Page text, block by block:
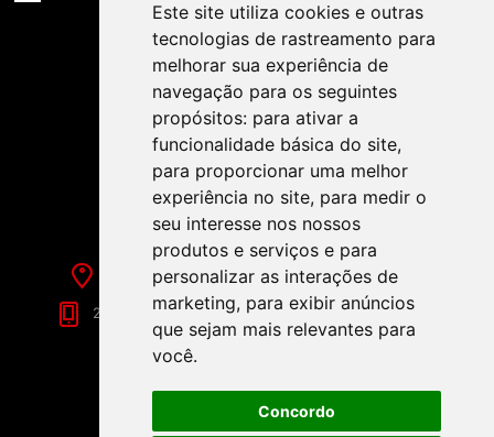
Este site utiliza cookies e outras
tecnologias de rastreamento para
melhorar sua experiência de
navegação para os seguintes
propósitos: para ativar a
funcionalidade básica do site,
para proporcionar uma melhor
experiência no site, para medir o
seu interesse nos nossos
produtos e serviços e para
personalizar as interações de
marketing, para exibir anúncios
que sejam mais relevantes para
você.
Concordo
SIGA-NOS NAS REDES SOCIAIS!
Rua de Évora, 70-C - Reguengos de Monsaraz
266 040 688 (Chamada para a Rede Fixa Nacional)